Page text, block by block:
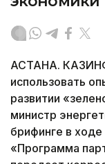
АСТАНА.
использовать
развитии
министр
брифинге в
«Программа